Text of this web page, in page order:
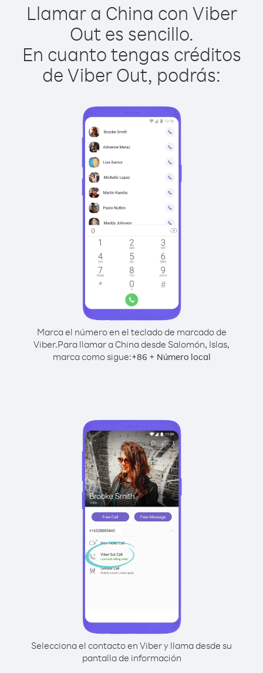
Llamar a China con Viber
Out es sencillo.
En cuanto tengas créditos
de Viber Out, podrás:
Marca el número en el teclado de marcado de
Viber.Para llamar a China desde Salomón, Islas,
marca como sigue:+86 + Número local
Selecciona el contacto en Viber y llama desde su
pantalla de información